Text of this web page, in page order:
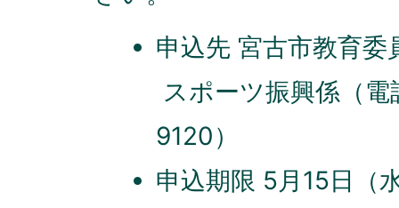
申込先 宮古市教育委
スポーツ振興係（
9120）
申込期限 5月15日（